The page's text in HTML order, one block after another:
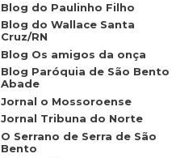
Blog do Paulinho Filho
Blog do Wallace Santa
Cruz/RN
Blog Os amigos da onça
Blog Paróquia de São Bento
Abade
Jornal o Mossoroense
Jornal Tribuna do Norte
O Serrano de Serra de São
Bento